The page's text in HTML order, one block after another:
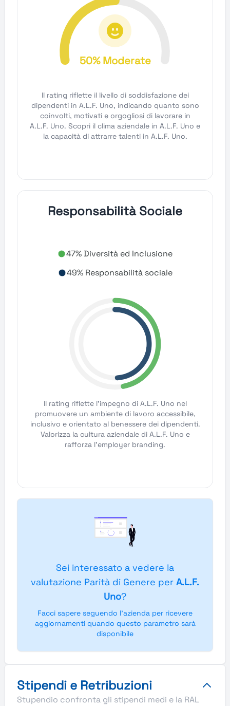
50% Moderate
Il rating riflette il livello di soddisfazione dei
dipendenti in A.L.F. Uno, indicando quanto sono
coinvolti, motivati e orgogliosi di lavorare in
A.L.F. Uno. Scopri il clima aziendale in A.L.F. Uno e
la capacità di attrarre talenti in A.L.F. Uno.
Responsabilità Sociale
47% Diversità ed Inclusione
49% Responsabilità sociale
Il rating riflette l'impegno di A.L.F. Uno nel
promuovere un ambiente di lavoro accessibile,
inclusivo e orientato al benessere dei dipendenti.
Valorizza la cultura aziendale di A.L.F. Uno e
rafforza l'employer branding.
Sei interessato a vedere la
valutazione Parità di Genere per A.L.F.
Uno?
Facci sapere seguendo l'azienda per ricevere
aggiornamenti quando questo parametro sarà
disponibile
Stipendi e Retribuzioni
Stupendio confronta gli stipendi medi e la RAL